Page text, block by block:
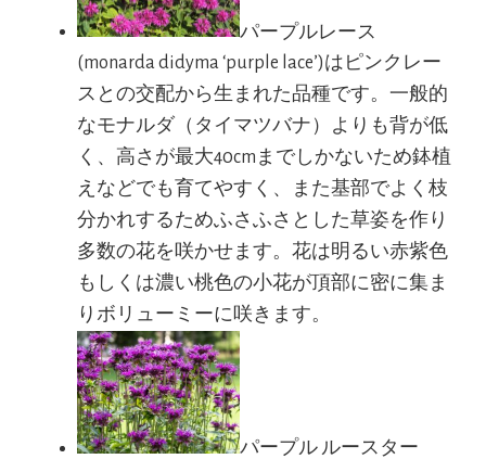
パープルレース
(monarda didyma ‘purple lace’)はピンクレー
スとの交配から生まれた品種です。一般的
なモナルダ（タイマツバナ）よりも背が低
く、高さが最大40cmまでしかないため鉢植
えなどでも育てやすく、また基部でよく枝
分かれするためふさふさとした草姿を作り
多数の花を咲かせます。花は明るい赤紫色
もしくは濃い桃色の小花が頂部に密に集ま
りボリューミーに咲きます。
パープル ルースター